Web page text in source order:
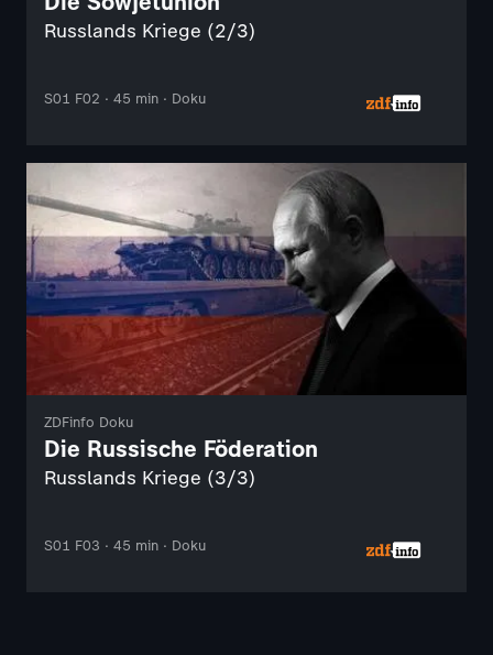
Russlands Kriege (2/3)
S01 F02 · 45 min · Doku
ZDFinfo Doku
Die Russische Föderation
Russlands Kriege (3/3)
S01 F03 · 45 min · Doku